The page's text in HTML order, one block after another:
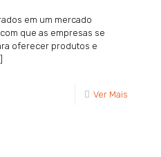
em um mercado
que as empresas se
oferecer produtos e
Ver Mais